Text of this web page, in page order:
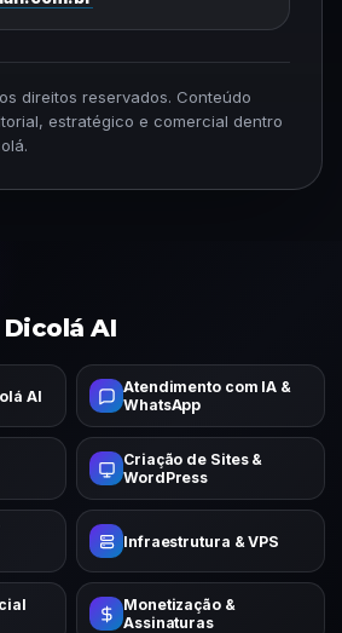
direitos reservados. Conteúdo
estratégico e comercial dentro
AI
AI
Atendimento com IA &
WhatsApp
Criação de Sites &
WordPress
Infraestrutura & VPS
Monetização &
Assinaturas